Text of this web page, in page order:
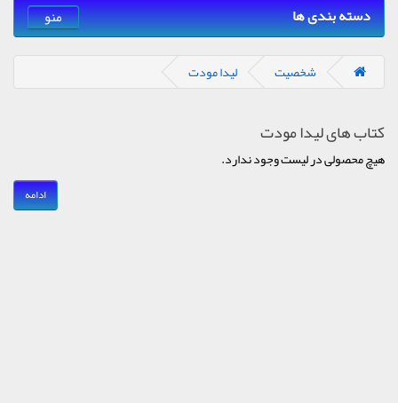
دسته بندی ها منو
شخصیت لیدا مودت
کتاب های لیدا مودت
هیچ محصولی در لیست وجود ندارد.
ادامه